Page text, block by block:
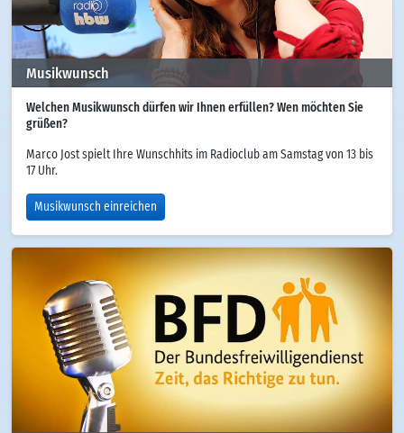
Musikwunsch
Welchen Musikwunsch dürfen wir Ihnen erfüllen? Wen möchten Sie
grüßen?
Marco Jost spielt Ihre Wunschhits im Radioclub am Samstag von 13 bis
17 Uhr.
Musikwunsch einreichen